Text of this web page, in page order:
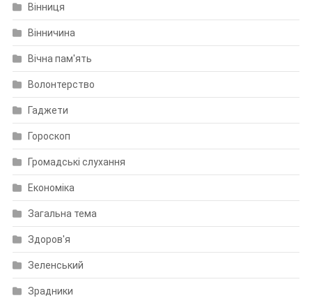
Вінниця
Вінничина
Вічна пам'ять
Волонтерство
Гаджети
Гороскоп
Громадські слухання
Економіка
Загальна тема
Здоров'я
Зеленський
Зрадники